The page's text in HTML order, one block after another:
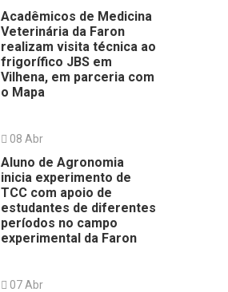
Acadêmicos de Medicina
Veterinária da Faron
realizam visita técnica ao
frigorífico JBS em
Vilhena, em parceria com
o Mapa
08 Abr
Aluno de Agronomia
inicia experimento de
TCC com apoio de
estudantes de diferentes
períodos no campo
experimental da Faron
07 Abr